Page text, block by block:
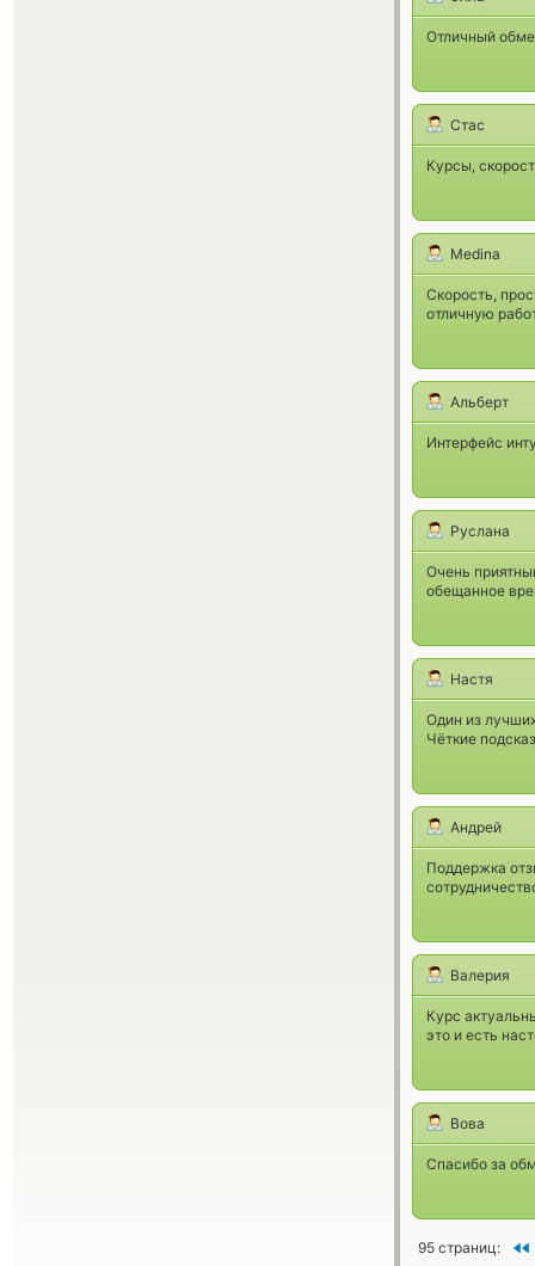
Отличный
Стас
Курсы,
Medina
Скорость,
отличную
Альберт
Интерфейс
Руслана
Очень
обещанное
Настя
Один из
Чёткие
Андрей
Поддержка
Валерия
Курс
это и есть
Вова
Спасибо за
95 страниц: